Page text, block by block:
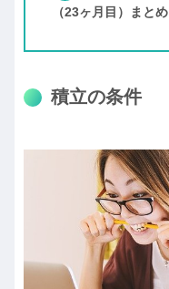
（23ヶ月目）まとめ
積立の条件